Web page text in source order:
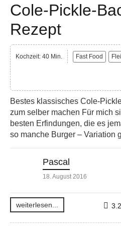
Cole-Pickle-
Rezept
Kochzeit: 40 Min. Fast Food
Bestes klassisches Cole-
zum selber machen Für mich
besten Erfindungen, die es
so manche Burger – Variation
Pascal
18. August 2016
weiterlesen...